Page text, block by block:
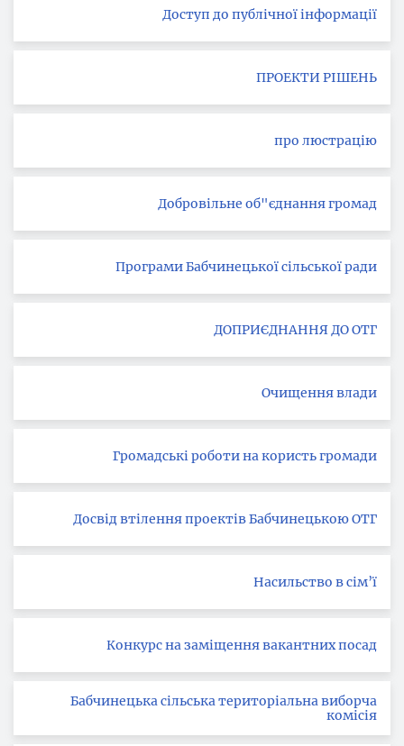
Доступ до публічної інформації
ПРОЕКТИ РІШЕНЬ
про люстрацію
Добровільне об"єднання громад
Програми Бабчинецької сільської ради
ДОПРИЄДНАННЯ ДО ОТГ
Очищення влади
Громадські роботи на користь громади
Досвід втілення проектів Бабчинецькою ОТГ
Насильство в сім’ї
Конкурс на заміщення вакантних посад
Бабчинецька сільська територіальна виборча
комісія